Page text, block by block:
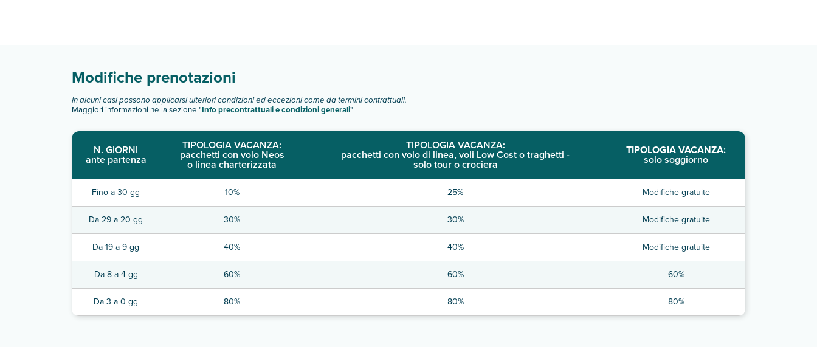
Modifiche prenotazioni
In alcuni casi possono applicarsi ulteriori condizioni ed eccezioni come da termini contrattuali.
Maggiori informazioni nella sezione "Info precontrattuali e condizioni generali"
N. GIORNI
ante partenza
TIPOLOGIA VACANZA:
pacchetti con volo Neos
o linea charterizzata
TIPOLOGIA VACANZA:
pacchetti con volo di linea, voli Low Cost o traghetti -
solo tour o crociera
TIPOLOGIA VACANZA:
solo soggiorno
Fino a 30 gg 10% 25% Modifiche gratuite
Da 29 a 20 gg 30% 30% Modifiche gratuite
Da 19 a 9 gg 40% 40% Modifiche gratuite
Da 8 a 4 gg 60% 60% 60%
Da 3 a 0 gg 80% 80% 80%